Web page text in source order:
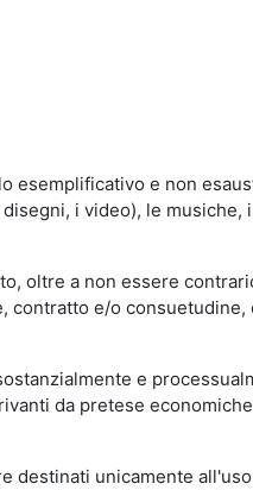
esemplificativo e non
i video), le
oltre a non essere
e/o consuetudine,
e
da pretese
destinati unicamente